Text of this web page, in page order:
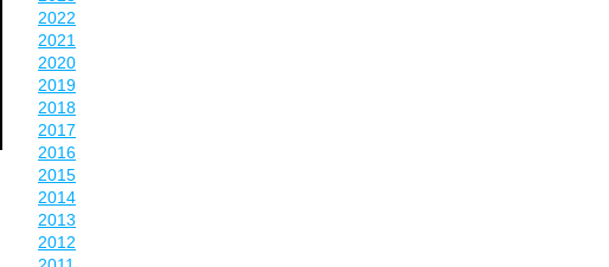
2022
2021
2020
2019
2018
2017
2016
2015
2014
2013
2012